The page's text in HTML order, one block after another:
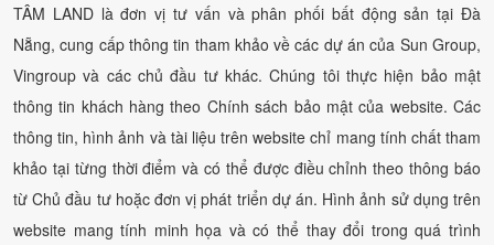
TÂM LAND là đơn vị tư vấn và phân phối bất động sản tại Đà
Nẵng, cung cấp thông tin tham khảo về các dự án của Sun Group,
Vingroup và các chủ đầu tư khác. Chúng tôi thực hiện bảo mật
thông tin khách hàng theo Chính sách bảo mật của website. Các
thông tin, hình ảnh và tài liệu trên website chỉ mang tính chất tham
khảo tại từng thời điểm và có thể được điều chỉnh theo thông báo
từ Chủ đầu tư hoặc đơn vị phát triển dự án. Hình ảnh sử dụng trên
website mang tính minh họa và có thể thay đổi trong quá trình